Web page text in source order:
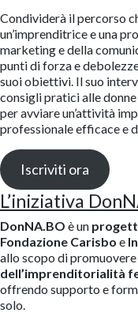
Condividerà il percorso
un’imprenditrice e una
marketing e della
punti di forza e
suoi obiettivi. Il suo
consigli pratici alle
per avviare un’attività
professionale efficace e
Iscriviti ora
L’iniziativa
DonNA.BO è un
Fondazione Carisbo e
allo scopo di
dell’imprenditorialità
offrendo supporto e
solo.